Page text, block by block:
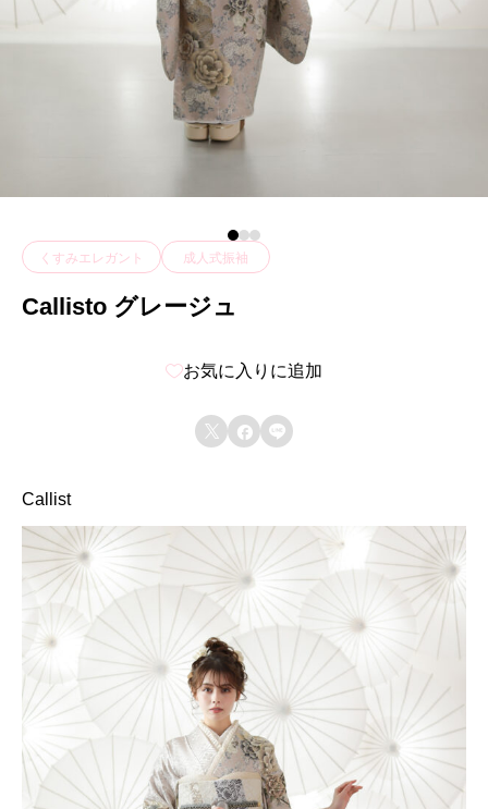
くすみエレガント 成人式振袖
Callisto グレージュ
お気に入りに追加
  
Callist